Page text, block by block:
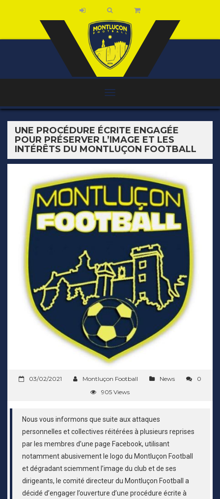
UNE PROCÉDURE ÉCRITE ENGAGÉE
POUR PRÉSERVER L’IMAGE ET LES
INTÉRÊTS DU MONTLUÇON FOOTBALL
03/02/2021 Montluçon Football News
0
905 Views
Nous vous informons que suite aux attaques
personnelles et collectives réitérées à plusieurs reprises
par les membres d’une page Facebook, utilisant
notamment abusivement le logo du Montluçon Football
et dégradant sciemment l’image du club et de ses
dirigeants, le comité directeur du Montluçon Football a
décidé d’engager l’ouverture d’une procédure écrite à